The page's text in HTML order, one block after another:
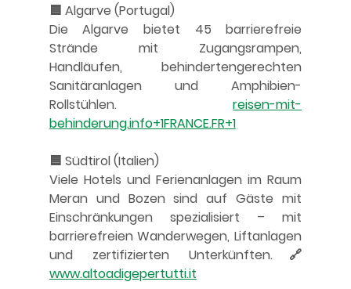
🟦 Algarve (Portugal)
Die Algarve bietet 45 barrierefreie
Strände mit Zugangsrampen,
Handläufen, behindertengerechten
Sanitäranlagen und Amphibien-
Rollstühlen. reisen-mit-
behinderung.info+1FRANCE.FR+1
🟦 Südtirol (Italien)
Viele Hotels und Ferienanlagen im Raum
Meran und Bozen sind auf Gäste mit
Einschränkungen spezialisiert – mit
barrierefreien Wanderwegen, Liftanlagen
www.altoadigepertutti.it